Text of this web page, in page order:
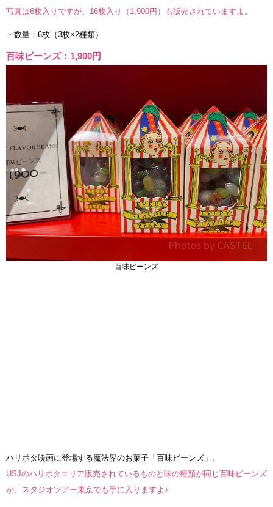
写真は6枚入りですが、16枚入り（1,900円）も販売されていますよ。
・数量：6枚（3枚×2種類）
百味ビーンズ：1,900円
百味ビーンズ
ハリポタ映画に登場する魔法界のお菓子「百味ビーンズ」。
USJのハリポタエリア販売されているものと味の種類が同じ百味ビーンズ
が、スタジオツアー東京でも手に入りますよ♪